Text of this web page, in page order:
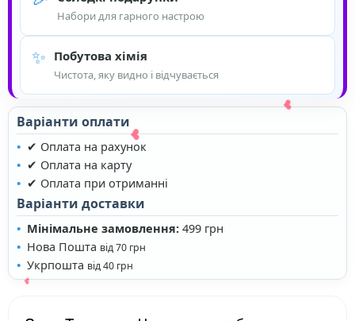
Набори для гарного настрою
✨ Побутова хімія
Чистота, яку видно і відчувається
Варіанти оплати
✔ Оплата на рахунок
✔ Оплата на карту
✔ Оплата при отриманні
Варіанти доставки
Мінімальне замовлення: 499 грн
Нова Пошта від 70 грн
Укрпошта від 40 грн